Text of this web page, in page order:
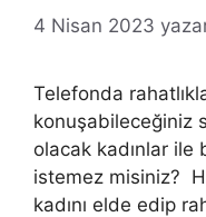
4 Nisan 2023
Telefonda
konuşabileceğiniz
olacak kadınlar ile
istemez misiniz?
kadını elde edip